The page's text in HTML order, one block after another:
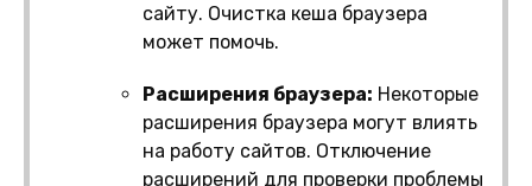
сайту. Очистка кеша браузера
может помочь.
Расширения браузера: Некоторые
расширения браузера могут влиять
на работу сайтов. Отключение
расширений для проверки проблемы